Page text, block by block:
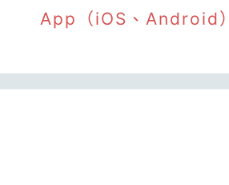
App（iOS、Android）